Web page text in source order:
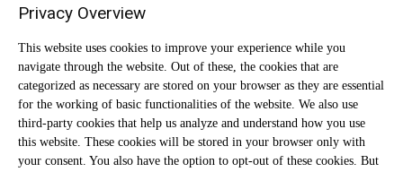
Privacy Overview
This website uses cookies to improve your experience while you
navigate through the website. Out of these, the cookies that are
categorized as necessary are stored on your browser as they are essential
for the working of basic functionalities of the website. We also use
third-party cookies that help us analyze and understand how you use
this website. These cookies will be stored in your browser only with
your consent. You also have the option to opt-out of these cookies. But